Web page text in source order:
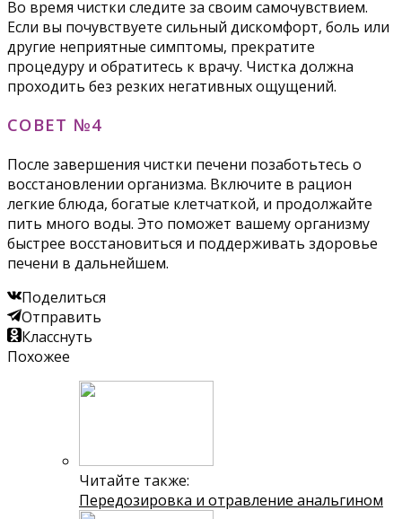
Во время чистки следите за своим самочувствием.
Если вы почувствуете сильный дискомфорт, боль или
другие неприятные симптомы, прекратите
процедуру и обратитесь к врачу. Чистка должна
проходить без резких негативных ощущений.
СОВЕТ №4
После завершения чистки печени позаботьтесь о
восстановлении организма. Включите в рацион
легкие блюда, богатые клетчаткой, и продолжайте
пить много воды. Это поможет вашему организму
быстрее восстановиться и поддерживать здоровье
печени в дальнейшем.
Поделиться
Отправить
Класснуть
Похожее
Читайте также:
Передозировка и отравление анальгином